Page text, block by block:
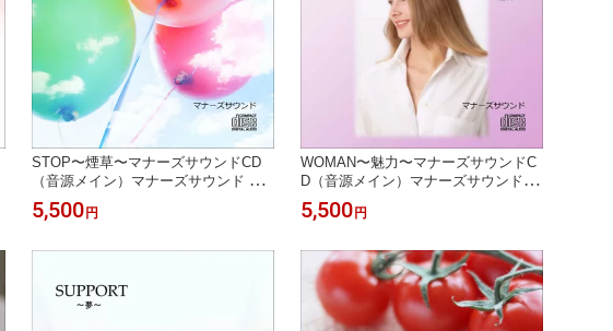
STOP〜煙草〜マナーズサウンドCD
（音源メイン）マナーズサウンド 音
響振動療法 音響療法 サイマティクス
マナーズ 特殊音響
5,500 円
WOMAN〜魅力〜マナーズサウンドC
D（音源メイン）マナーズサウンド 音
響振動療法 音響療法 サイマティクス
マナーズ 特殊音響
5,500 円